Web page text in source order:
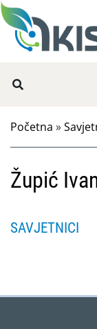
Početna »
Župić
SAVJETNICI